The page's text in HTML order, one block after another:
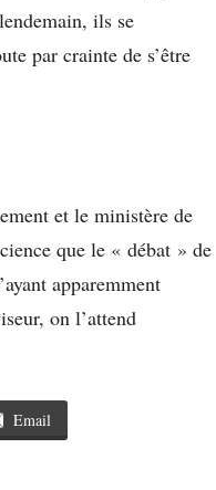
ils se
par crainte de s’être
et le ministère de
que le « débat » de
apparemment
on l’attend
Email